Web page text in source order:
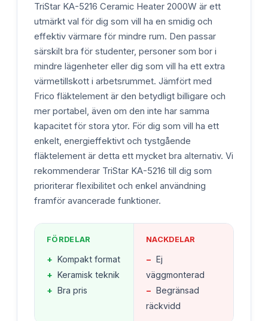
TriStar KA-5216 Ceramic Heater 2000W är ett
utmärkt val för dig som vill ha en smidig och
effektiv värmare för mindre rum. Den passar
särskilt bra för studenter, personer som bor i
mindre lägenheter eller dig som vill ha ett extra
värmetillskott i arbetsrummet. Jämfört med
Frico fläktelement är den betydligt billigare och
mer portabel, även om den inte har samma
kapacitet för stora ytor. För dig som vill ha ett
enkelt, energieffektivt och tystgående
fläktelement är detta ett mycket bra alternativ. Vi
rekommenderar TriStar KA-5216 till dig som
prioriterar flexibilitet och enkel användning
framför avancerade funktioner.
FÖRDELAR
+ Kompakt format
+ Keramisk teknik
+ Bra pris
NACKDELAR
− Ej
väggmonterad
− Begränsad
räckvidd